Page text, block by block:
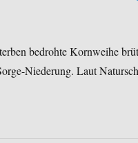
bedrohte Kornweihe
Niederung. Laut